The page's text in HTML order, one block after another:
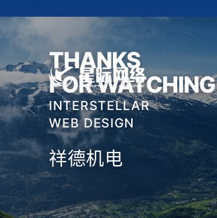
THANKS
FOR WATCHING
INTERSTELLAR
WEB DESIGN
祥德机电